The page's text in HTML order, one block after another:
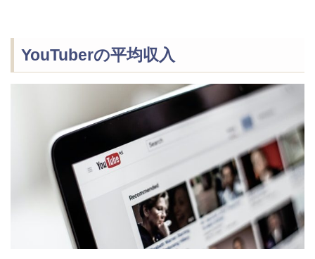
YouTuberの平均収入